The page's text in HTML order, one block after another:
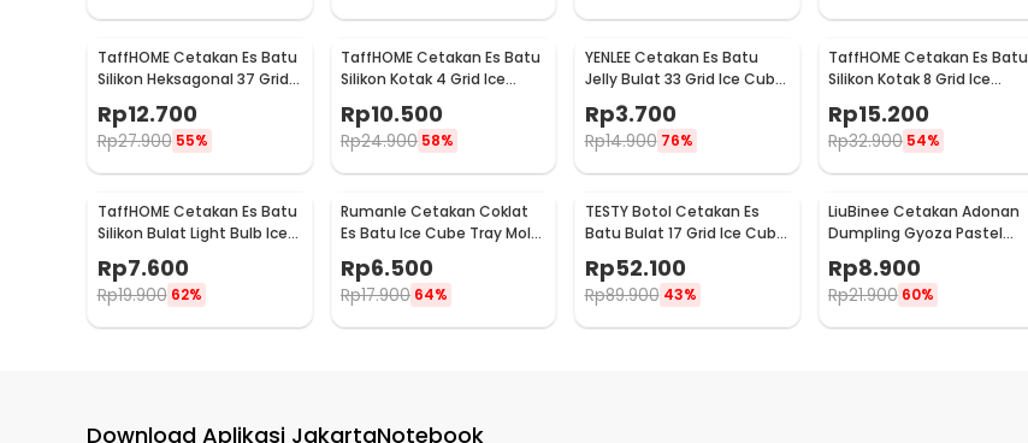
TaffHOME Cetakan Es Batu
Silikon Heksagonal 37 Grid
Rp12.700
Rp27.900 55%
TaffHOME Cetakan Es Batu
Silikon Kotak 4 Grid Ice
Rp10.500
Rp24.900 58%
YENLEE Cetakan Es Batu
Jelly Bulat 33 Grid Ice Cube
Tray BPA Free - L33
Rp3.700
Rp14.900 76%
TaffHOME Cetakan Es Batu
Silikon Kotak 8 Grid Ice
Rp15.200
Rp32.900 54%
TaffHOME Cetakan Es Batu
Silikon Bulat Light Bulb Ice
Cube Mold - GJ2980
Rp7.600
Rp19.900 62%
Rumanle Cetakan Coklat
Es Batu Ice Cube Tray Mold
- HUY-09
Rp6.500
Rp17.900 64%
TESTY Botol Cetakan Es
Batu Bulat 17 Grid Ice Cube
Rp52.100
Rp89.900 43%
LiuBinee Cetakan Adonan
Dumpling Gyoza Pastel
Mini 2in1 Pressing Dough -
LB01
Rp8.900
Rp21.900 60%
Download Aplikasi JakartaNotebook